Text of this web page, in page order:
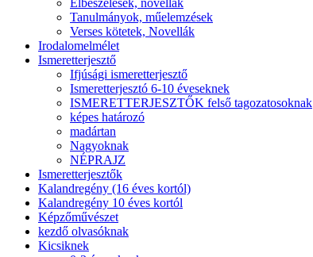
Elbeszélések, novellák
Tanulmányok, műelemzések
Verses kötetek, Novellák
Irodalomelmélet
Ismeretterjesztő
Ifjúsági ismeretterjesztő
Ismeretterjesztó 6-10 éveseknek
ISMERETTERJESZTŐK felső tagozatosoknak
képes határozó
madártan
Nagyoknak
NÉPRAJZ
Ismeretterjesztők
Kalandregény (16 éves kortól)
Kalandregény 10 éves kortól
Képzőművészet
kezdő olvasóknak
Kicsiknek